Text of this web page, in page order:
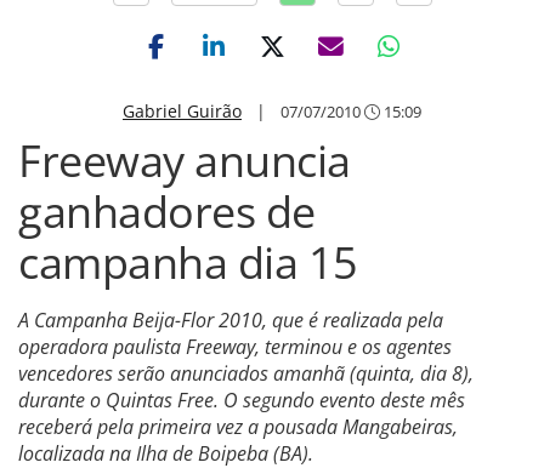
Gabriel Guirão | 07/07/2010 15:09
Freeway anuncia
ganhadores de
campanha dia 15
A Campanha Beija-Flor 2010, que é realizada pela
operadora paulista Freeway, terminou e os agentes
vencedores serão anunciados amanhã (quinta, dia 8),
durante o Quintas Free. O segundo evento deste mês
receberá pela primeira vez a pousada Mangabeiras,
localizada na Ilha de Boipeba (BA).